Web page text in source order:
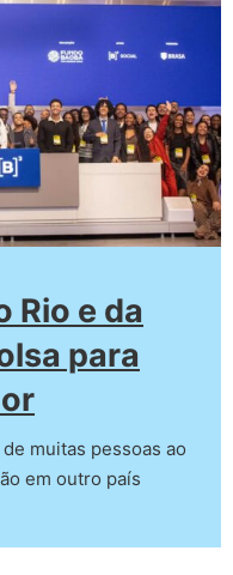
Rio e da
para
muitas pessoas ao
em outro país